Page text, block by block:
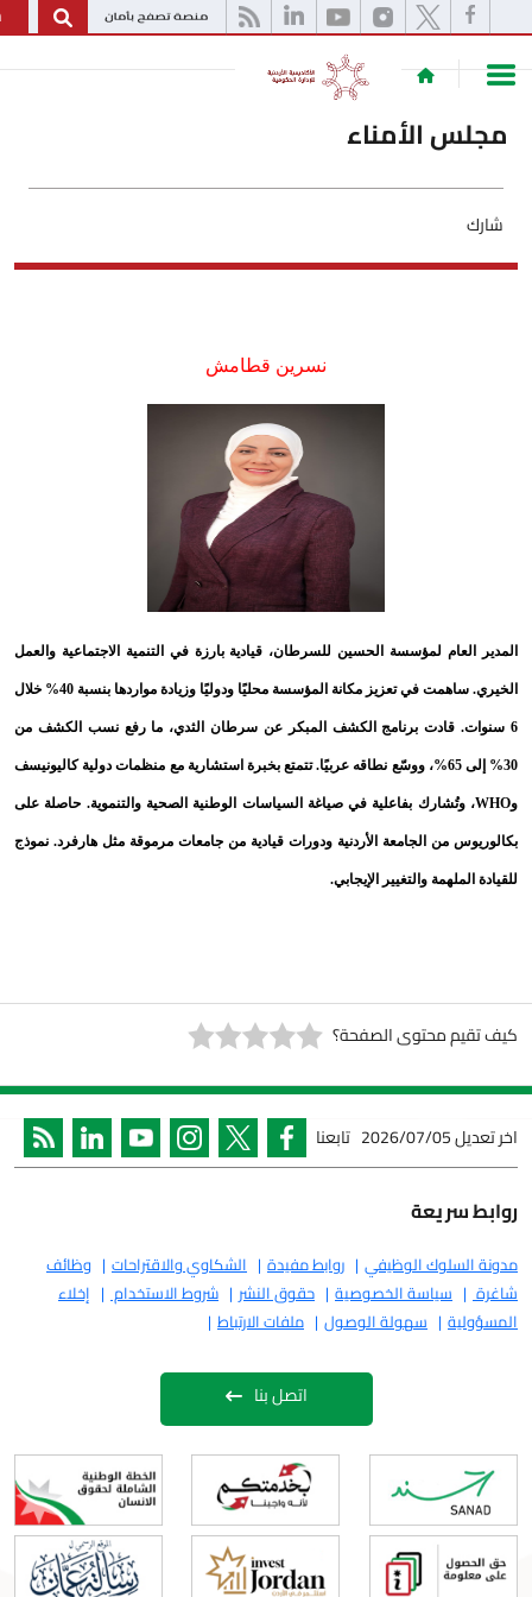
English
نسرين قطامش
لمؤسسة الحسين للسرطان، قيادية بارزة في التنمية الاجتماعية والعمل
الخيري. ساهمت في تعزيز مكانة المؤسسة محليًا ودوليًا وزيادة مواردها بنسبة 40% خلال
قادت برنامج الكشف المبكر عن سرطان الثدي، ما رفع نسب الكشف من
30% إلى 65%، ووسّع نطاقه عربيًا. تتمتع بخبرة استشارية مع منظمات دولية كاليونيسف
بفاعلية في صياغة السياسات الوطنية الصحية والتنموية. حاصلة على
من الجامعة الأردنية ودورات قيادية من جامعات مرموقة مثل هارفرد. نموذج
والتغيير الإيجابي.
محتوى الصفحة؟
2026/07/05 تابعنا
الوظيفي روابط مفيدة الشكاوي والاقتراحات
وظائف
سياسة الخصوصية
حقوق النشر شروط الاستخدام
إخلاء
سهولة الوصول ملفات الارتباط